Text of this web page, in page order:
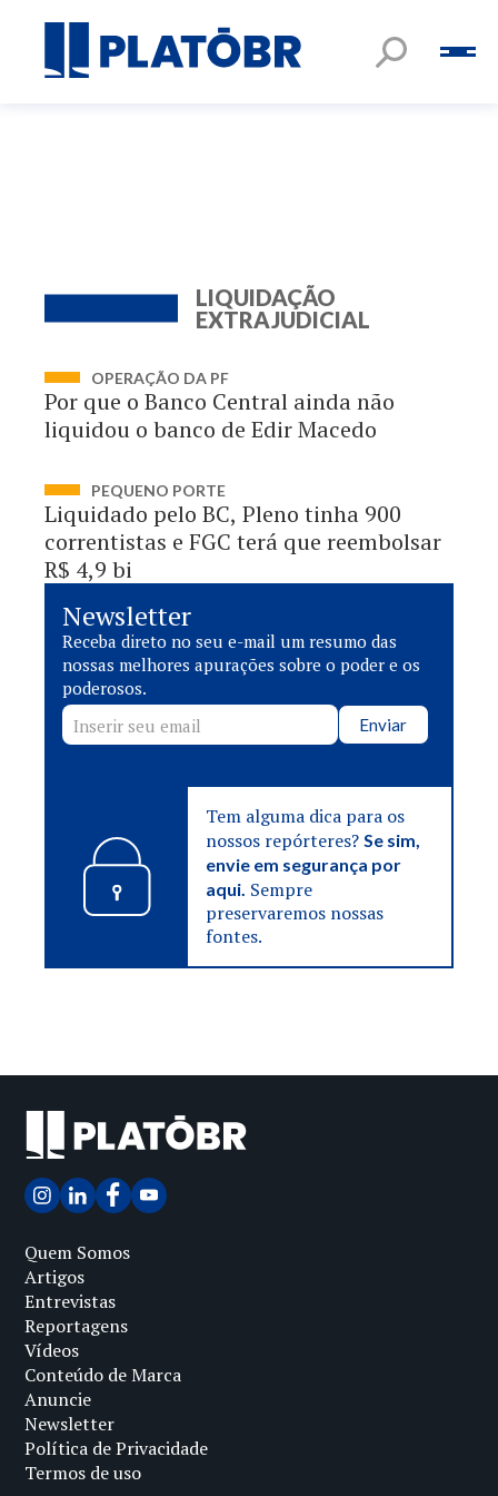
LIQUIDAÇÃO
EXTRAJUDICIAL
OPERAÇÃO DA PF
Por que o Banco Central ainda não
liquidou o banco de Edir Macedo
PEQUENO PORTE
Liquidado pelo BC, Pleno tinha 900
correntistas e FGC terá que reembolsar
R$ 4,9 bi
Newsletter
Receba direto no seu e-mail um resumo das
nossas melhores apurações sobre o poder e os
poderosos.
Enviar
Tem alguma dica para os
nossos repórteres?Se sim,
envie em segurança por
aqui. Sempre
preservaremos nossas
fontes.
Quem Somos
Artigos
Entrevistas
Reportagens
Vídeos
Conteúdo de Marca
Anuncie
Newsletter
Política de Privacidade
Termos de uso